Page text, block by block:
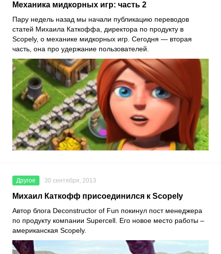
Механика мидкорных игр: часть 2
Пару недель назад мы начали публикацию переводов
статей Михаила Каткоффа, директора по продукту в
Scopely, о механике мидкорных игр. Сегодня — вторая
часть, она про удержание пользователей.
Другое 30 сентября, 2013
Михаил Каткофф присоединился к Scopely
Автор блога Deconstructor of Fun покинул пост менеджера
по продукту компании Supercell. Его новое место работы –
американская Scopely.